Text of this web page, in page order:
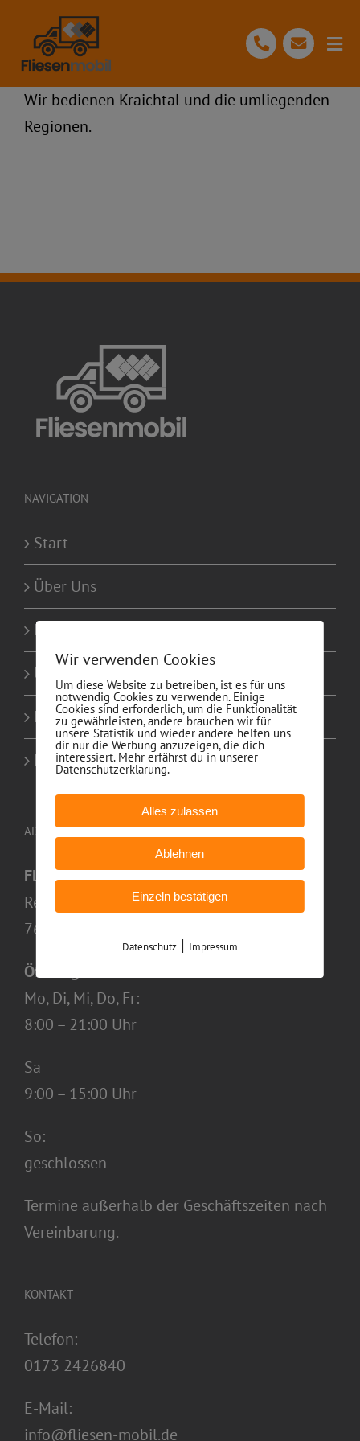
content
Start
0173 2426840
Kostenlose Beratung
Wir bedienen Kraichtal und die umliegenden
Regionen.
NAVIGATION
Start
Über Uns
Ihre Vorteil
Unserer Prozess
Leistungen
Kontakt
ADRESSE
Fliesenmobil
Reutackerweg 13,
76706 Dettenheim-Liedolsheim
Öffnungszeiten
Mo, Di, Mi, Do, Fr:
8:00 – 21:00 Uhr
Sa
9:00 – 15:00 Uhr
So:
geschlossen
Termine außerhalb der Geschäftszeiten nach
Vereinbarung.
KONTAKT
Telefon:
0173 2426840
E-Mail:
info@fliesen-mobil.de
Wir verwenden Cookies
Um diese Website zu betreiben, ist es für uns
notwendig Cookies zu verwenden. Einige
Cookies sind erforderlich, um die Funktionalität
zu gewährleisten, andere brauchen wir für
unsere Statistik und wieder andere helfen uns
dir nur die Werbung anzuzeigen, die dich
interessiert. Mehr erfährst du in unserer
Datenschutzerklärung.
Alles zulassen
Ablehnen
Einzeln bestätigen
Datenschutz| Impressum